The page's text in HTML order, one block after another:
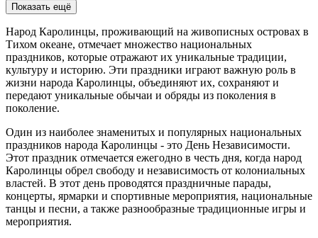
Показать ещё
Народ Каролинцы, проживающий на живописных островах в
Тихом океане, отмечает множество национальных
праздников, которые отражают их уникальные традиции,
культуру и историю. Эти праздники играют важную роль в
жизни народа Каролинцы, объединяют их, сохраняют и
передают уникальные обычаи и обряды из поколения в
поколение.
Один из наиболее знаменитых и популярных национальных
праздников народа Каролинцы - это День Независимости.
Этот праздник отмечается ежегодно в честь дня, когда народ
Каролинцы обрел свободу и независимость от колониальных
властей. В этот день проводятся праздничные парады,
концерты, ярмарки и спортивные мероприятия, национальные
танцы и песни, а также разнообразные традиционные игры и
мероприятия.